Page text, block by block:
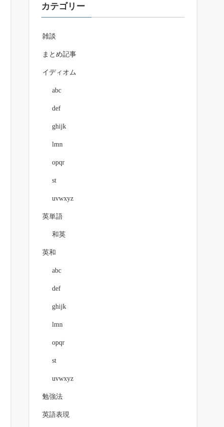
カテゴリー
雑談
まとめ記事
イディオム
abc
def
ghijk
lmn
opqr
st
uvwxyz
英単語
和英
英和
abc
def
ghijk
lmn
opqr
st
uvwxyz
勉強法
英語表現